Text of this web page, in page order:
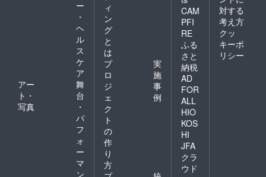
ー
・
ヘ
ル
ス
ケ
ア
アー
ト・
写真
舞
台
・
パ
フ
ォ
ー
マ
ン
ィ
ン
グ
と
は
プ
ロ
ジ
ェ
ク
ト
の
作
り
方
実
施
事
例
CAM
PFI
RE
ふる
さと
納税
AD
FOR
ALL
HIO
KOS
HI
JFA
クラ
ウド
対する
考え方
クッ
キーポ
リシー